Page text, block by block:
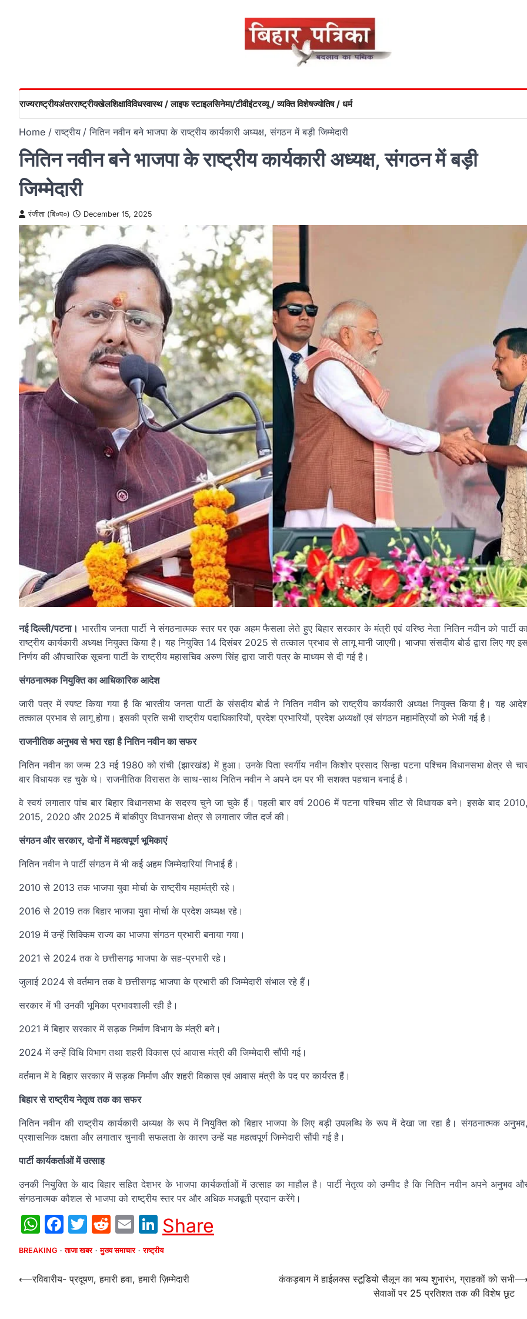
राज्यराष्ट्रीयअंतरराष्ट्रीयखेलशिक्षाविविधस्वास्थ / लाइफ स्टाइलसिनेमा/टीवीइंटरव्यू / व्यक्ति विशेषज्योतिष / धर्म
Home राष्ट्रीय नितिन नवीन बने भाजपा के राष्ट्रीय कार्यकारी अध्यक्ष, संगठन में बड़ी जिम्मेदारी
नितिन नवीन बने भाजपा के राष्ट्रीय कार्यकारी अध्यक्ष, संगठन में बड़ी
जिम्मेदारी
रंजीता (बि०प०) December 15, 2025
नई दिल्ली/पटना। भारतीय जनता पार्टी ने संगठनात्मक स्तर पर एक अहम फैसला लेते हुए बिहार सरकार के मंत्री एवं वरिष्ठ नेता नितिन नवीन को पार्टी
राष्ट्रीय कार्यकारी अध्यक्ष नियुक्त किया है। यह नियुक्ति 14 दिसंबर 2025 से तत्काल प्रभाव से लागू मानी जाएगी। भाजपा संसदीय बोर्ड द्वारा लिए गए
निर्णय की औपचारिक सूचना पार्टी के राष्ट्रीय महासचिव अरुण सिंह द्वारा जारी पत्र के माध्यम से दी गई है।
संगठनात्मक नियुक्ति का आधिकारिक आदेश
जारी पत्र में स्पष्ट किया गया है कि भारतीय जनता पार्टी के संसदीय बोर्ड ने नितिन नवीन को राष्ट्रीय कार्यकारी अध्यक्ष नियुक्त किया है। यह
तत्काल प्रभाव से लागू होगा। इसकी प्रति सभी राष्ट्रीय पदाधिकारियों, प्रदेश प्रभारियों, प्रदेश अध्यक्षों एवं संगठन महामंत्रियों को भेजी गई है।
राजनीतिक अनुभव से भरा रहा है नितिन नवीन का सफर
नितिन नवीन का जन्म 23 मई 1980 को रांची (झारखंड) में हुआ। उनके पिता स्वर्गीय नवीन किशोर प्रसाद सिन्हा पटना पश्चिम विधानसभा क्षेत्र से
बार विधायक रह चुके थे। राजनीतिक विरासत के साथ-साथ नितिन नवीन ने अपने दम पर भी सशक्त पहचान बनाई है।
वे स्वयं लगातार पांच बार बिहार विधानसभा के सदस्य चुने जा चुके हैं। पहली बार वर्ष 2006 में पटना पश्चिम सीट से विधायक बने। इसके बाद 2010,
2015, 2020 और 2025 में बांकीपुर विधानसभा क्षेत्र से लगातार जीत दर्ज की।
संगठन और सरकार, दोनों में महत्वपूर्ण भूमिकाएं
नितिन नवीन ने पार्टी संगठन में भी कई अहम जिम्मेदारियां निभाई हैं।
2010 से 2013 तक भाजपा युवा मोर्चा के राष्ट्रीय महामंत्री रहे।
2016 से 2019 तक बिहार भाजपा युवा मोर्चा के प्रदेश अध्यक्ष रहे।
2019 में उन्हें सिक्किम राज्य का भाजपा संगठन प्रभारी बनाया गया।
2021 से 2024 तक वे छत्तीसगढ़ भाजपा के सह-प्रभारी रहे।
जुलाई 2024 से वर्तमान तक वे छत्तीसगढ़ भाजपा के प्रभारी की जिम्मेदारी संभाल रहे हैं।
सरकार में भी उनकी भूमिका प्रभावशाली रही है।
2021 में बिहार सरकार में सड़क निर्माण विभाग के मंत्री बने।
2024 में उन्हें विधि विभाग तथा शहरी विकास एवं आवास मंत्री की जिम्मेदारी सौंपी गई।
वर्तमान में वे बिहार सरकार में सड़क निर्माण और शहरी विकास एवं आवास मंत्री के पद पर कार्यरत हैं।
बिहार से राष्ट्रीय नेतृत्व तक का सफर
नितिन नवीन की राष्ट्रीय कार्यकारी अध्यक्ष के रूप में नियुक्ति को बिहार भाजपा के लिए बड़ी उपलब्धि के रूप में देखा जा रहा है। संगठनात्मक अनुभव,
प्रशासनिक दक्षता और लगातार चुनावी सफलता के कारण उन्हें यह महत्वपूर्ण जिम्मेदारी सौंपी गई है।
पार्टी कार्यकर्ताओं में उत्साह
उनकी नियुक्ति के बाद बिहार सहित देशभर के भाजपा कार्यकर्ताओं में उत्साह का माहौल है। पार्टी नेतृत्व को उम्मीद है कि नितिन नवीन अपने अनुभव
संगठनात्मक कौशल से भाजपा को राष्ट्रीय स्तर पर और अधिक मजबूती प्रदान करेंगे।
WhatsApp
Facebook
Twitter
Reddit
EmailLinkedIn
Share
BREAKING ताजा खबर मुख्य समाचार राष्ट्रीय
Post
⟵रविवारीय- प्रदूषण, हमारी हवा, हमारी ज़िम्मेदारी
कंकड़बाग में हाईलक्स स्टूडियो सैलून का भव्य शुभारंभ, ग्राहकों को सभी
सेवाओं पर 25 प्रतिशत तक की विशेष छूट
⟶